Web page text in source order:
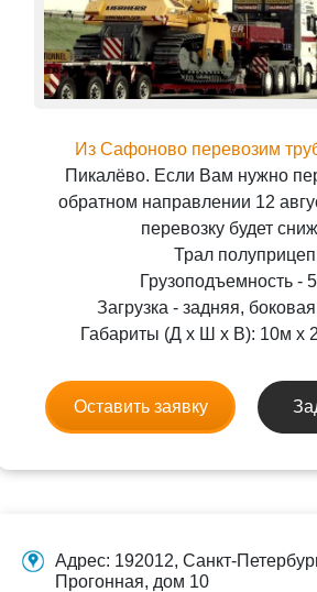
Из Сафоново перевозим
Пикалёво. Если Вам нужно
обратном направлении 12
перевозку будет
Трал
Грузоподъемность -
Загрузка - задняя,
Габариты (Д x Ш x В): 10м x
Оставить заявку
Адрес: 192012, Санкт-
Прогонная, дом 10